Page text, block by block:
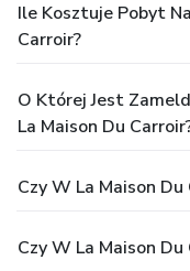
Ile Kosztuje Pobyt
Carroir?
O Której Jest
La Maison Du
Czy W La Maison
Czy W La Maison